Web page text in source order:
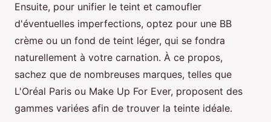
Ensuite, pour unifier le teint et camoufler
d'éventuelles imperfections, optez pour une BB
crème ou un fond de teint léger, qui se fondra
naturellement à votre carnation. À ce propos,
sachez que de nombreuses marques, telles que
L'Oréal Paris ou Make Up For Ever, proposent des
gammes variées afin de trouver la teinte idéale.